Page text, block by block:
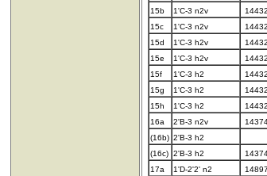
15b
1'C-3 n2v 14432
15c
1'C-3 n2v 14432
15d
1'C-3 h2v 14432
15e
1'C-3 h2v 14432
15f
1'C-3 h2 14432
15g
1'C-3 h2 14432
15h
1'C-3 h2 14432
16a
2'B-3 n2v
(16b) 2'B-3 h2
(16c) 2'B-3 h2
17a
1'D-2'2' n2 14897